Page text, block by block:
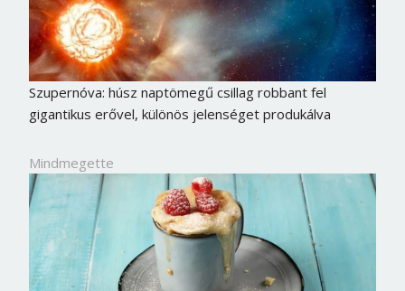
Szupernóva: húsz naptömegű csillag robbant fel
gigantikus erővel, különös jelenséget produkálva
Mindmegette